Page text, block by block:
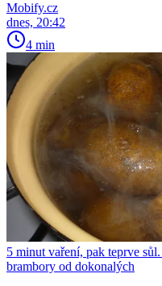
Mobify.cz
dnes, 20:42
4 min
5 minut vaření, pak teprve
brambory od dokonalých